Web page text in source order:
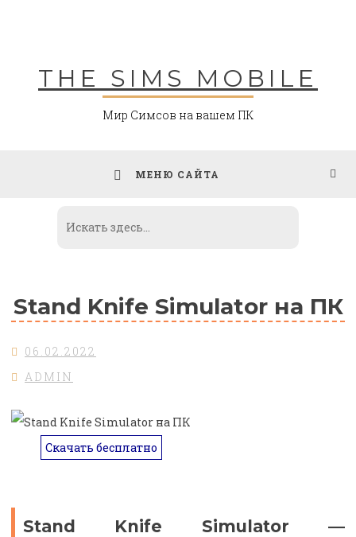
THE SIMS MOBILE
Мир Симсов на вашем ПК
МЕНЮ САЙТА
Stand Knife Simulator на ПК
06.02.2022
ADMIN
Скачать бесплатно
Stand Knife Simulator —